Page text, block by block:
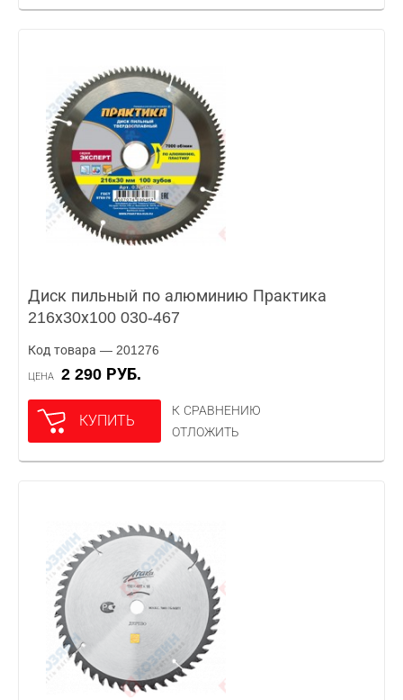
Диск пильный по алюминию Практика
216х30х100 030-467
Код товара — 201276
ЦЕНА 2 290 РУБ.
КУПИТЬ
К СРАВНЕНИЮ
ОТЛОЖИТЬ